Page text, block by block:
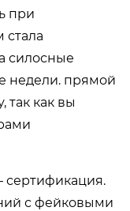
при
стала
силосные
недели. прямой
так как вы
сертификация.
с фейковыми